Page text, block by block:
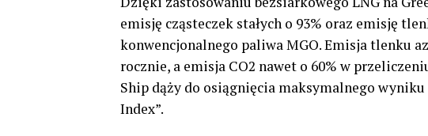
emisję cząsteczek stałych o 93% oraz emisję
konwencjonalnego paliwa MGO. Emisja tlenku
rocznie, a emisja CO2 nawet o 60% w
Ship dąży do osiągnięcia maksymalnego
Index”.